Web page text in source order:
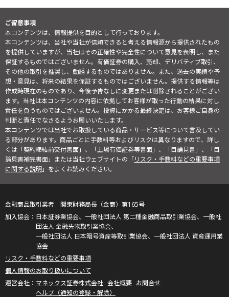
ご留意事項
本コンテンツは、情報提供を目的として行っております。
本コンテンツは、当社や当社が信頼できると考える情報源から提供されたもの
を提供していますが、当社はその正確性や完全性について意見を表明し、また
保証するものではございません。有価証券の購入、売却、デリバティブ取引、
その他の取引を推奨し、勧誘するものではありません。また、過去の実績や予
想・意見は、将来の結果を保証するものではございません。提供する情報等は
作成時現在のものであり、今後予告なしに変更または削除されることがござい
ます。当社は本コンテンツの内容に依拠してお客様が取った行動の結果に対し
責任を負うものではございません。投資にかかる最終決定は、お客様ご自身の
判断と責任でなさるようお願いいたします。
本コンテンツでは当社でお取扱している商品・サービス等について言及してい
る部分があります。商品ごとに手数料等およびリスクは異なりますので、詳し
くは「契約締結前交付書面」、「上場有価証券等書面」、「目論見書」、「目
論見書補完書面」または当社ウェブサイトの「リスク・手数料などの重要事項
に関する説明」をよくお読みください。
金融商品取引業者 関東財務局長（金商）第165号
日本証券業協会、一般社団法人 第二種金融商品取引業協会、一般社
団法人 金融先物取引業協会、
一般社団法人 日本暗号資産等取引業協会、一般社団法人 資産運用業
協会
リスク・手数料などの重要事項
個人情報のお取り扱いについて
マネックス証券株式会社 会社概要 お問合せ
ヘルプ（通知の登録・解除）